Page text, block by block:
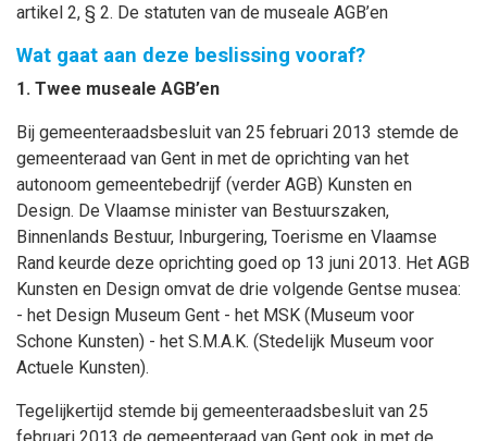
artikel 2, § 2. De statuten van de museale AGB’en
Wat gaat aan deze beslissing vooraf?
1. Twee museale AGB’en
Bij gemeenteraadsbesluit van 25 februari 2013 stemde de
gemeenteraad van Gent in met de oprichting van het
autonoom gemeentebedrijf (verder AGB) Kunsten en
Design. De Vlaamse minister van Bestuurszaken,
Binnenlands Bestuur, Inburgering, Toerisme en Vlaamse
Rand keurde deze oprichting goed op 13 juni 2013. Het AGB
Kunsten en Design omvat de drie volgende Gentse musea:
- het Design Museum Gent - het MSK (Museum voor
Schone Kunsten) - het S.M.A.K. (Stedelijk Museum voor
Actuele Kunsten).
Tegelijkertijd stemde bij gemeenteraadsbesluit van 25